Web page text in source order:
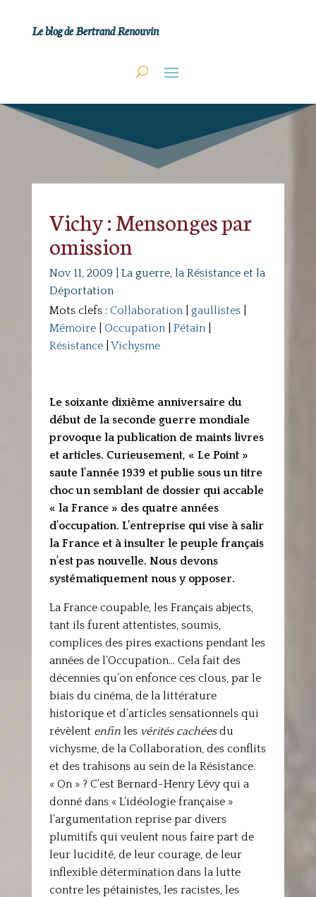
Le blog de Bertrand Renouvin
Vichy : Mensonges par
omission
Nov 11, 2009
La guerre, la Résistance et la
Déportation
Mots clefs : Collaboration| gaullistes|
Mémoire| Occupation| Pétain|
Résistance| Vichysme
Le soixante dixième anniversaire du
début de la seconde guerre mondiale
provoque la publication de maints livres
et articles. Curieusement, « Le Point »
saute l’année 1939 et publie sous un titre
choc un semblant de dossier qui accable
« la France » des quatre années
d’occupation. L’entreprise qui vise à salir
la France et à insulter le peuple français
n’est pas nouvelle. Nous devons
systématiquement nous y opposer.
La France coupable, les Français abjects,
tant ils furent attentistes, soumis,
complices des pires exactions pendant les
années de l’Occupation… Cela fait des
décennies qu’on enfonce ces clous, par le
biais du cinéma, de la littérature
historique et d’articles sensationnels qui
révèlent enfin les vérités cachéesdu
vichysme, de la Collaboration, des conflits
et des trahisons au sein de la Résistance.
« On » ? C’est Bernard-Henry Lévy qui a
donné dans « L’idéologie française »
l’argumentation reprise par divers
plumitifs qui veulent nous faire part de
leur lucidité, de leur courage, de leur
inflexible détermination dans la lutte
contre les pétainistes, les racistes, les